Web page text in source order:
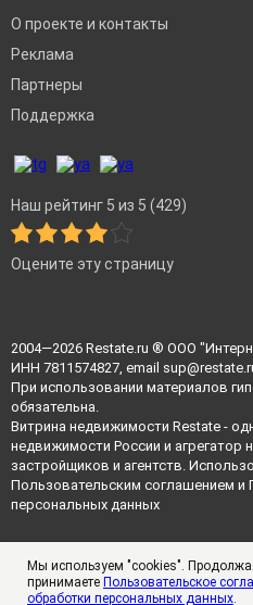
О проекте и контакты
Реклама
Партнеры
Поддержка
Наш рейтинг 5 из 5 (429)
Оцените эту страницу
2004—2026 Restate.ru ® ООО
ИНН 7811574827, email
При использовании материалов
обязательна.
Витрина недвижимости Restate -
недвижимости России и агрегатор
застройщиков и агентств.
Пользовательским соглашением и
персональных данных
Мы используем "cookies".
принимаете Пользовательское
обработки персональных данных.